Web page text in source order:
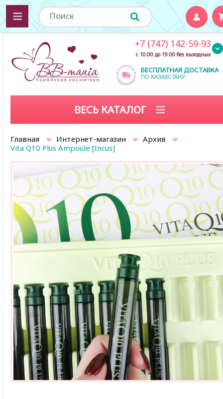
БЕСПЛАТНАЯ ДОСТАВКА
ПО КАЗАХСТАНУ
+7 (747) 142-59-93
с 10:00 до 19:00 без выходных
ВЕСЬ КАТАЛОГ
Главная Интернет-магазин
Архив
Vita Q10 Plus Ampoule [Incus]